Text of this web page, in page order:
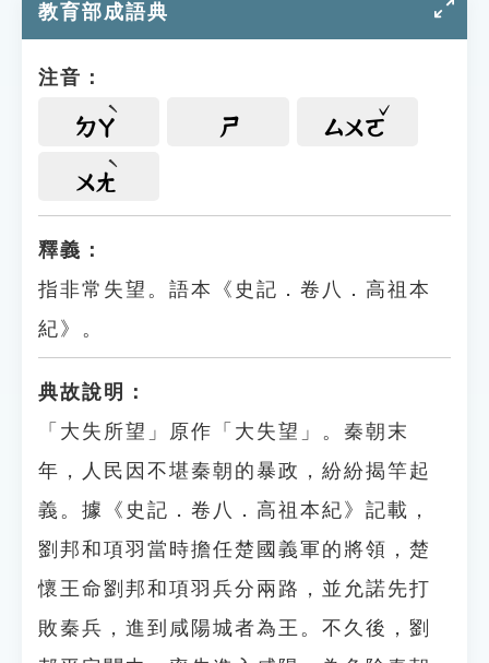
教育部成語典
注音：
ㄉㄚ ㄕ ㄙㄨㄛ
ㄨㄤ
釋義：
指非常失望。語本《史記．卷八．高祖本
紀》。
典故說明：
「大失所望」原作「大失望」。秦朝末
年，人民因不堪秦朝的暴政，紛紛揭竿起
義。據《史記．卷八．高祖本紀》記載，
劉邦和項羽當時擔任楚國義軍的將領，楚
懷王命劉邦和項羽兵分兩路，並允諾先打
敗秦兵，進到咸陽城者為王。不久後，劉